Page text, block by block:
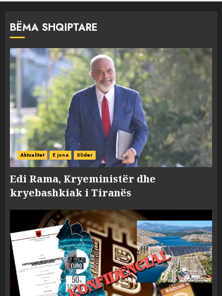
BËMA SHQIPTARE
Aktualitet E jona Slider
Edi Rama, Kryeministër dhe
kryebashkiak i Tiranës